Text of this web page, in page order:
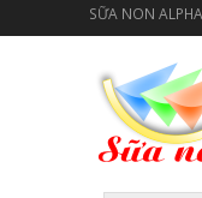
SỮA NON